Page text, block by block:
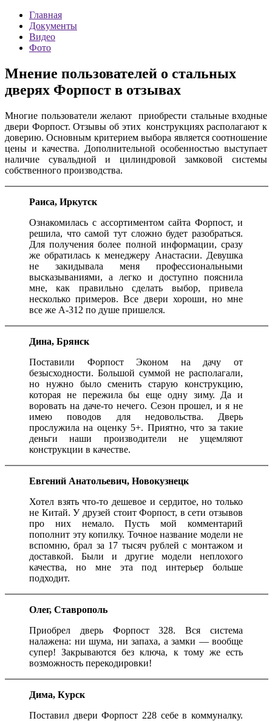
Главная
Документы
Видео
Фото
Мнение пользователей о стальных
дверях Форпост в отзывах
Многие пользователи желают приобрести стальные входные
двери Форпост. Отзывы об этих конструкциях располагают к
доверию. Основным критерием выбора является соотношение
цены и качества. Дополнительной особенностью выступает
наличие сувальдной и цилиндровой замковой системы
собственного производства.
Раиса, Иркутск
Ознакомилась с ассортиментом сайта Форпост, и
решила, что самой тут сложно будет разобраться.
Для получения более полной информации, сразу
же обратилась к менеджеру Анастасии. Девушка
не закидывала меня профессиональными
высказываниями, а легко и доступно пояснила
мне, как правильно сделать выбор, привела
несколько примеров. Все двери хороши, но мне
все же А-312 по душе пришелся.
Дина, Брянск
Поставили Форпост Эконом на дачу от
безысходности. Большой суммой не располагали,
но нужно было сменить старую конструкцию,
которая не пережила бы еще одну зиму. Да и
воровать на даче-то нечего. Сезон прошел, и я не
имею поводов для недовольства. Дверь
прослужила на оценку 5+. Приятно, что за такие
деньги наши производители не ущемляют
конструкции в качестве.
Евгений Анатольевич, Новокузнецк
Хотел взять что-то дешевое и сердитое, но только
не Китай. У друзей стоит Форпост, в сети отзывов
про них немало. Пусть мой комментарий
пополнит эту копилку. Точное название модели не
вспомню, брал за 17 тысяч рублей с монтажом и
доставкой. Были и другие модели неплохого
качества, но мне эта под интерьер больше
подходит.
Олег, Ставрополь
Приобрел дверь Форпост 328. Вся система
налажена: ни шума, ни запаха, а замки — вообще
супер! Закрываются без ключа, к тому же есть
возможность перекодировки!
Дима, Курск
Поставил двери Форпост 228 себе в коммуналку.